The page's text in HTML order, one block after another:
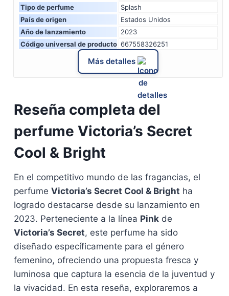
Tipo de perfume
Splash
País de origen
Estados Unidos
Año de lanzamiento
2023
Código universal de producto 667558326251
Más detalles
Reseña completa del
perfume Victoria’s Secret
Cool & Bright
En el competitivo mundo de las fragancias, el
perfume Victoria’s Secret Cool & Bright ha
logrado destacarse desde su lanzamiento en
2023. Perteneciente a la línea Pink de
Victoria’s Secret, este perfume ha sido
diseñado específicamente para el género
femenino, ofreciendo una propuesta fresca y
luminosa que captura la esencia de la juventud y
la vivacidad. En esta reseña, exploraremos a